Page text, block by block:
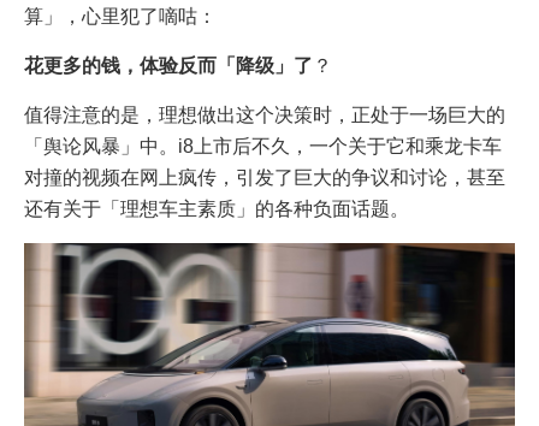
算」，心里犯了嘀咕：
花更多的钱，体验反而「降级」了 ？
值得注意的是，理想做出这个决策时，正处于一场巨大的
「舆论风暴」中。i8上市后不久，一个关于它和乘龙卡车
对撞的视频在网上疯传，引发了巨大的争议和讨论，甚至
还有关于「理想车主素质」的各种负面话题。